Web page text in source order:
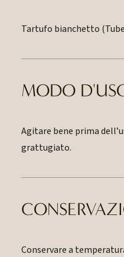
Tartufo bianchetto
MODO
Agitare bene prima
grattugiato.
Conservare a